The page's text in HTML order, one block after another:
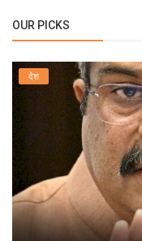
OUR PICKS
देश